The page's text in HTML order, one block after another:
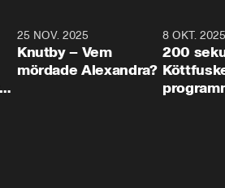
31:05
25 NOV. 2025
Knutby – Vem
mördade Alexandra?
8 OKT. 2025
200